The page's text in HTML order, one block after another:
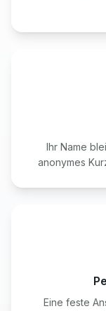
Ihr Name
anonymes
Eine feste